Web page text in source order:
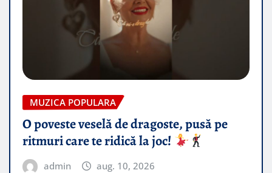
MUZICA POPULARA
O poveste veselă de dragoste, pusă pe
ritmuri care te ridică la joc!
admin aug. 10, 2026